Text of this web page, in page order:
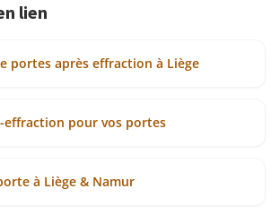
lien
portes après effraction à Liège
effraction pour vos portes
à Liège & Namur